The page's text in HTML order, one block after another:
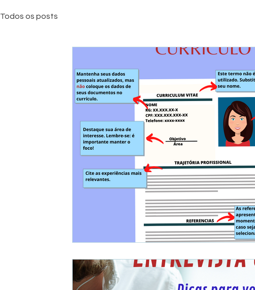
Todos os posts